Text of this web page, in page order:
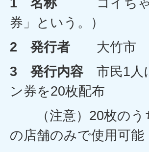
券」という。）
2 発行者 大竹市
3 発行内容 市民1人
ン券を20枚配布
（注意）20枚のう
の店舗のみで使用可能